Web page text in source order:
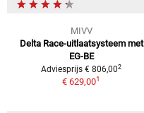
MIVV
Delta Race-uitlaatsysteem met
EG-BE
Adviesprijs € 806,002
€ 629,001